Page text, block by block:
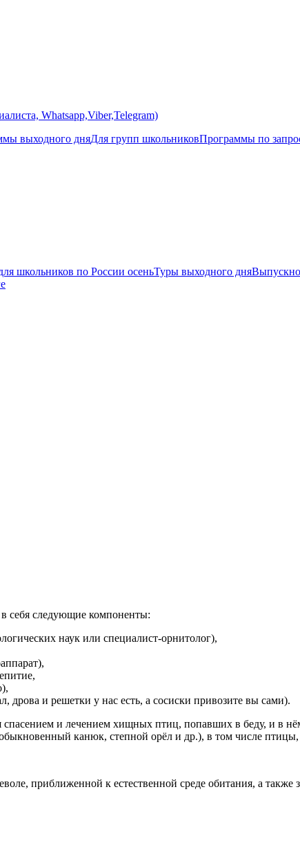
Whatsapp,Viber,Telegram)
выходного дняДля групп школьниковПрограммы по
школьников по России осеньТуры выходного дня
себя следующие компоненты:
наук или специалист-орнитолог),
дрова и решетки у нас есть, а сосиски привозите вы сами).
и лечением хищных птиц, попавших в беду, и в
обыкновенный канюк, степной орёл и др.), в том числе
приближенной к естественной среде обитания, а